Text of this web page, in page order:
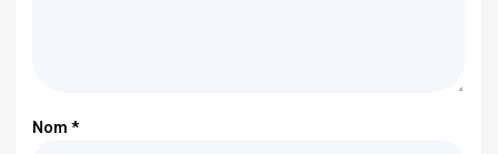
Nom*